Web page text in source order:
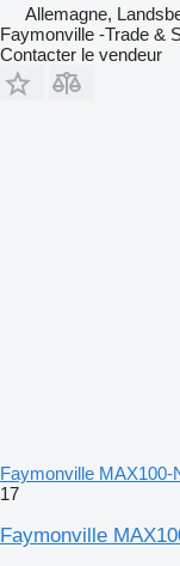
Allemagne,
Faymonville -Trade &
Contacter le vendeur
Faymonville MAX100-
17
Faymonville